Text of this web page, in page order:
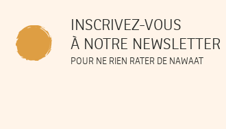
INSCRIVEZ-VOUS
À NOTRE NEWSLETTER
POUR NE RIEN RATER DE NAWAAT